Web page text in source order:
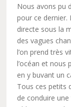
Nous avons pu
pour ce dernier.
directe sous la
des vagues
l’on prend très
l’océan et
en y buvant un
Tous ces petits
de conduire